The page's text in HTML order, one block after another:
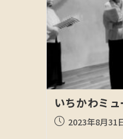
いちかわミ
2023年8月31